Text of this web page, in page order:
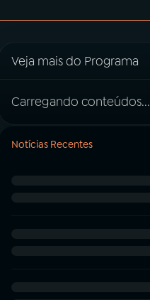
Veja mais do Programa
Carregando conteúdos...
Notícias Recentes